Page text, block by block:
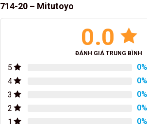
714-20 – Mitutoyo
0.0
ĐÁNH GIÁ TRUNG BÌNH
5 0%
4
0%
3
0%
2
0%
1
0%